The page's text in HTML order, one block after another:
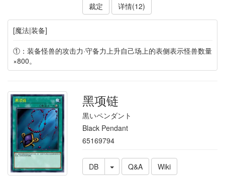
裁定
详情(12)
[魔法|装备]
①：装备怪兽的攻击力·守备力上升自己场上的表侧表示怪兽数量
×800。
黑项链
黒いペンダント
Black Pendant
65169794
DB Q&A Wiki